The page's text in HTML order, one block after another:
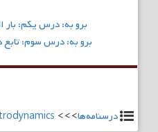
برو به: درس یکم: بار
برو به: درس سوم:
درسنامه‌ها>>>